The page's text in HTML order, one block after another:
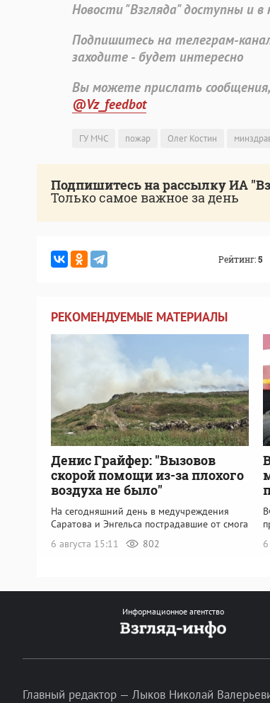
Новости "Взгляда" доступны и в
Подпишитесь на телеграм-
заходите - будет интересно
Вы можете прислать
@Vz_feedbot
ГУ МЧС пожар Олег Костин
Подпишитесь на рассылку ИА
Только самое важное за день
Рейтинг:5
РЕКОМЕНДУЕМЫЕ МАТЕРИАЛЫ
Денис Грайфер: "Вызовов
скорой помощи из-за плохого
воздуха не было"
На сегодняшний день в медучреждения
Саратова и Энгельса пострадавшие от смога
6 августа 15:11
802
Информационное агентство
Главный редактор — Лыков Николай